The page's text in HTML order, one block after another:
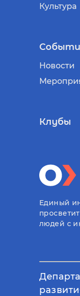
Культура
Новости
Клубы
Единый
людей с